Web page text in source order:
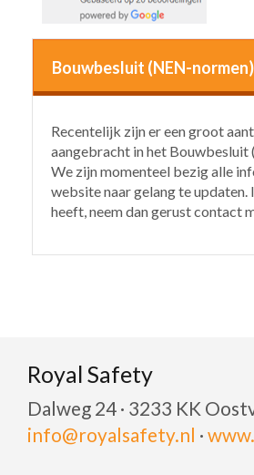
Bouwbesluit (NEN-normen)
Recentelijk zijn er een groot
aangebracht in het Bouwbesluit
We zijn momenteel bezig alle
website naar gelang te updaten.
heeft, neem dan gerust contact
Royal Safety
Dalweg 24 · 3233 KK
info@royalsafety.nl ·